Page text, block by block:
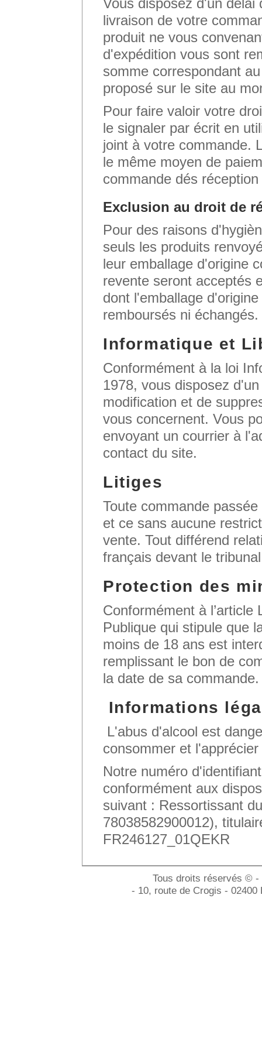
Vous disposez d'un
livraison de votre
produit ne vous
d'expédition vous sont
somme correspondant
proposé sur le site au
Pour faire valoir votre
le signaler par écrit en
joint à votre commande.
le même moyen de
commande dés
Exclusion au droit de
Pour des raisons
seuls les produits
leur emballage d'origine
revente seront acceptés
dont l'emballage
remboursés ni échangés.
Informatique et
Conformément à la loi
1978, vous disposez
modification et de
vous concernent. Vous
envoyant un courrier à
contact du site.
Litiges
Toute commande
et ce sans aucune
vente. Tout différend
français devant le
Protection des
Conformément à
Publique qui stipule que
moins de 18 ans est
remplissant le bon de
la date de sa commande.
Informations
L'abus d'alcool est
consommer et
Notre numéro
conformément aux
suivant : Ressortissant
78038582900012),
FR246127_01QEKR
Tous droits réservés © -
- 10, route de Crogis - 02400